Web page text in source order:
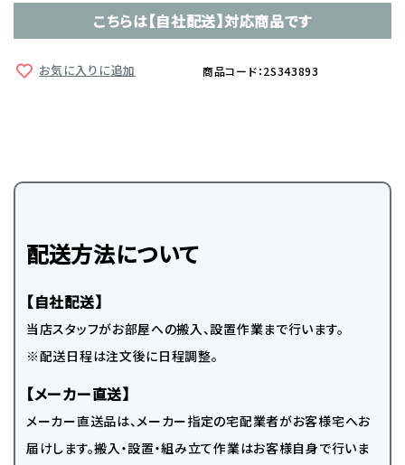
こちらは【自社配送】対応商品です
お気に入りに追加 商品コード：2S343893
配送方法について
【自社配送】
当店スタッフがお部屋への搬入、設置作業まで行います。
※配送日程は注文後に日程調整。
【メーカー直送】
メーカー直送品は、メーカー指定の宅配業者がお客様宅へお
届けします。搬入・設置・組み立て作業はお客様自身で行いま